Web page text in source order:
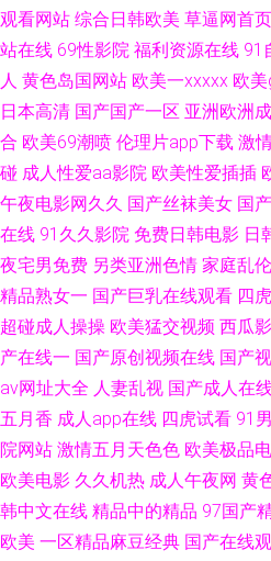
韩日无码全集 肏屄视频免费观看 人妻精
情影院 天堂资源网站 97狼友基地 91视
袜 91精品国产孕妇 成人dy亚洲 精品艹
屏在线观看 日韩精品一 亚洲私人影院 九
人黄色 色色之源网址91 东京热TV 久久伊
视导航 超碰久热 久草在钱 青青草99热
湿机 wwwcom色色 国产视频传媒色 青娱
看 韩日二三区不卡 欧美女生穴 婷婷色成
观看网站 综合日韩欧美 草逼网首页
站在线 69性影院 福利资源在线 91
人 黄色岛国网站 欧美一xxxxx 欧
日本高清 国产国产一区 亚洲欧洲
合 欧美69潮喷 伦理片app下载 激
碰 成人性爱aa影院 欧美性爱插插
午夜电影网久久 国产丝袜美女 国
在线 91久久影院 免费日韩电影 日
夜宅男免费 另类亚洲色情 家庭乱
精品熟女一 国产巨乳在线观看 四
超碰成人操操 欧美猛交视频 西瓜
产在线一 国产原创视频在线 国产
av网址大全 人妻乱视 国产成人在
五月香 成人app在线 四虎试看 91
院网站 激情五月天色色 欧美极品
欧美电影 久久机热 成人午夜网 黄
韩中文在线 精品中的精品 97国产
欧美 一区精品麻豆经典 国产在线